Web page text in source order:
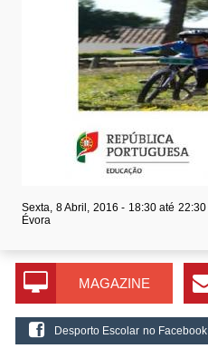
Sexta, 8 Abril, 2016 - 18:30até 22:30
Évora
MAGAZINE
Desporto Escolar no Facebook